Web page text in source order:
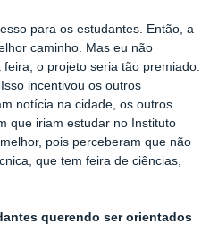
para os estudantes. Então, a
caminho. Mas eu não
o projeto seria tão premiado.
incentivou os outros
notícia na cidade, os outros
que iriam estudar no Instituto
pois perceberam que não
que tem feira de ciências,
querendo ser orientados